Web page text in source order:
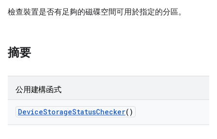
檢查裝置是否有足夠的磁碟空間可用於指定的分區。
摘要
公用建構函式
DeviceStorageStatusChecker()